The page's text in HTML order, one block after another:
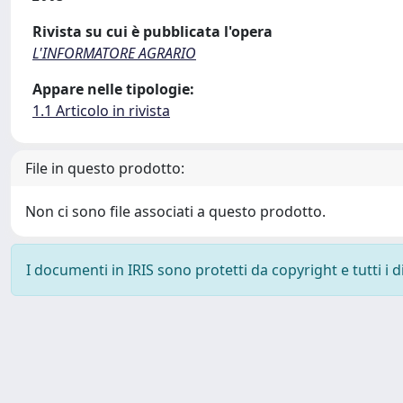
Rivista su cui è pubblicata l'opera
L'INFORMATORE AGRARIO
Appare nelle tipologie:
1.1 Articolo in rivista
File in questo prodotto:
Non ci sono file associati a questo prodotto.
I documenti in IRIS sono protetti da copyright e tutti i